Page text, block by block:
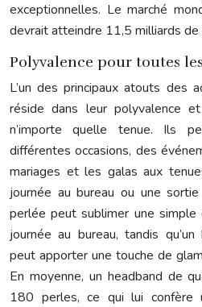
exceptionnelles. Le marché
devrait atteindre 11,5 milliards de
Polyvalence pour toutes
L’un des principaux atouts des
réside dans leur polyvalence
n’importe quelle tenue. Ils
différentes occasions, des
mariages et les galas aux
journée au bureau ou une
perlée peut sublimer une simple
journée au bureau, tandis
peut apporter une touche de
En moyenne, un headband de
180 perles, ce qui lui confère